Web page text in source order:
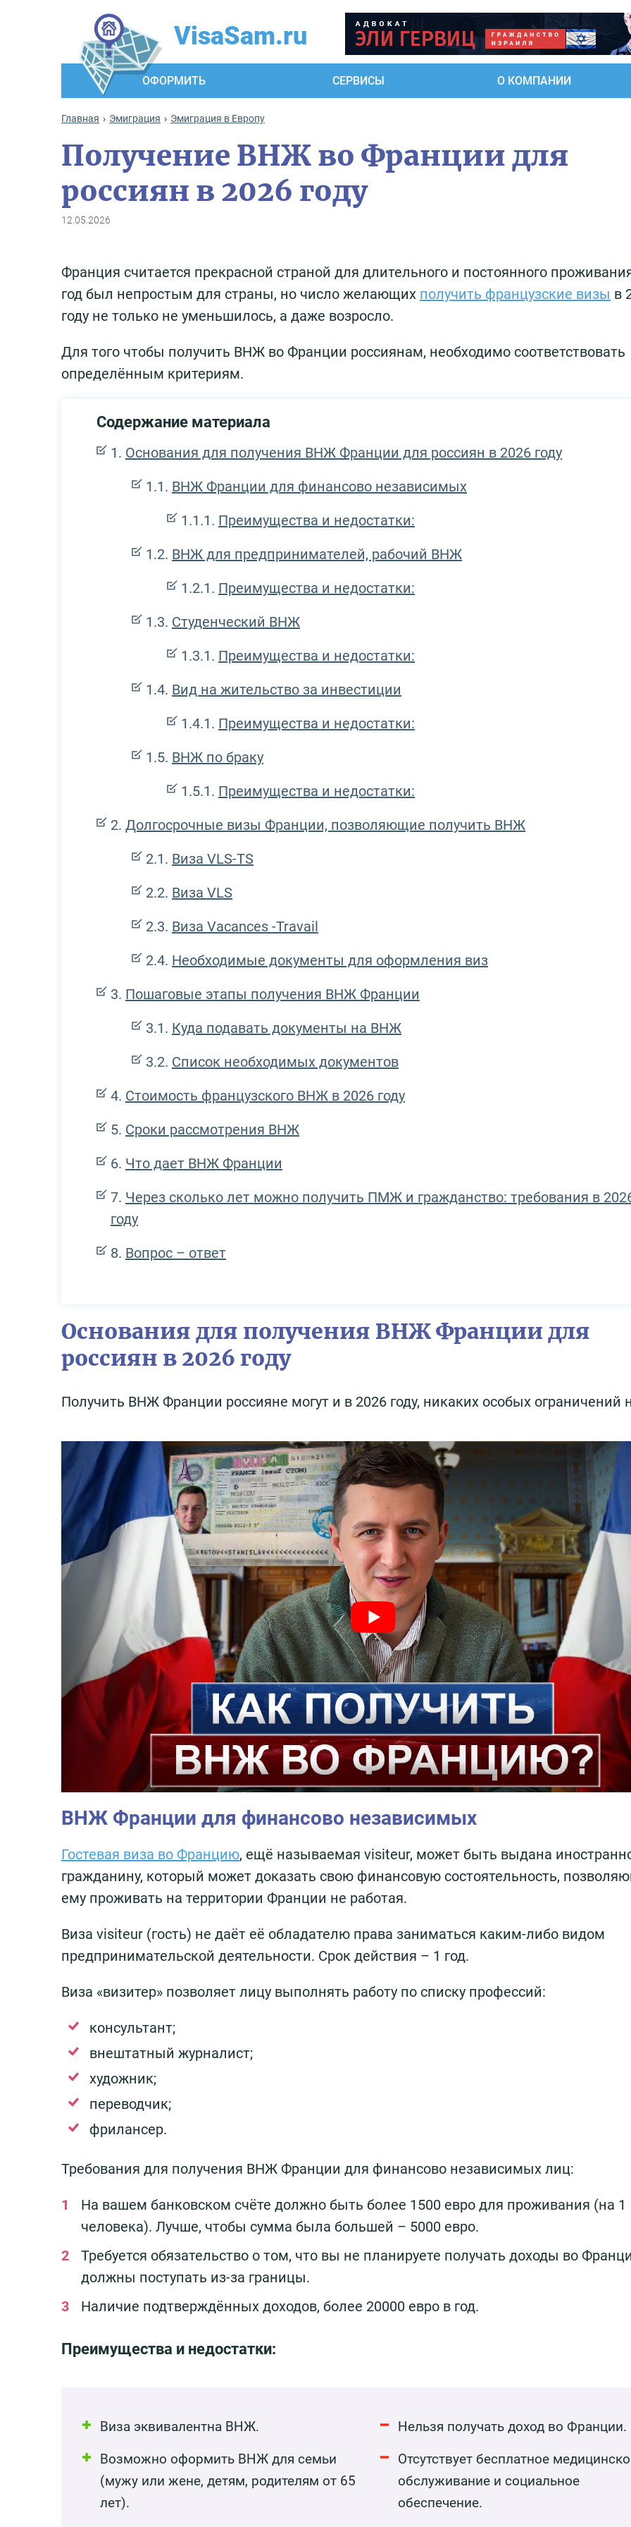
VisaSam.ru
ОФОРМИТЬ СЕРВИСЫ О КОМПАНИИ
Главная Эмиграция Эмиграция в Европу
Получение ВНЖ во Франции для
россиян в 2026 году
12.05.2026
Франция считается прекрасной страной для длительного и постоянного
год был непростым для страны, но число желающих получить французские визы в
году не только не уменьшилось, а даже возросло.
Для того чтобы получить ВНЖ во Франции россиянам, необходимо соответствовать
определённым критериям.
Содержание материала
Основания для получения ВНЖ Франции для россиян в 2026 году
ВНЖ Франции для финансово независимых
Преимущества и недостатки:
ВНЖ для предпринимателей, рабочий ВНЖ
Преимущества и недостатки:
Студенческий ВНЖ
Преимущества и недостатки:
Вид на жительство за инвестиции
Преимущества и недостатки:
ВНЖ по браку
Преимущества и недостатки:
Долгосрочные визы Франции, позволяющие получить ВНЖ
Виза VLS-TS
Виза VLS
Виза Vacances -Travail
Необходимые документы для оформления виз
Пошаговые этапы получения ВНЖ Франции
Куда подавать документы на ВНЖ
Список необходимых документов
Стоимость французского ВНЖ в 2026 году
Сроки рассмотрения ВНЖ
Что дает ВНЖ Франции
Через сколько лет можно получить ПМЖ и гражданство: требования в
году
Вопрос – ответ
Основания для получения ВНЖ Франции для
россиян в 2026 году
Получить ВНЖ Франции россияне могут и в 2026 году, никаких особых ограничений
ВНЖ Франции для финансово независимых
Гостевая виза во Францию, ещё называемая visiteur, может быть выдана
гражданину, который может доказать свою финансовую состоятельность,
ему проживать на территории Франции не работая.
Виза visiteur (гость) не даёт её обладателю права заниматься каким-либо видом
предпринимательской деятельности. Срок действия – 1 год.
Виза «визитер» позволяет лицу выполнять работу по списку профессий:
консультант;
внештатный журналист;
художник;
переводчик;
фрилансер.
Требования для получения ВНЖ Франции для финансово независимых лиц:
На вашем банковском счёте должно быть более 1500 евро для проживания (на 1
человека). Лучше, чтобы сумма была большей – 5000 евро.
Требуется обязательство о том, что вы не планируете получать доходы во
должны поступать из-за границы.
Наличие подтверждённых доходов, более 20000 евро в год.
Преимущества и недостатки:
Виза эквивалентна ВНЖ.
Возможно оформить ВНЖ для семьи
(мужу или жене, детям, родителям от 65
лет).
Нельзя получать доход во Франции.
Отсутствует бесплатное
обслуживание и социальное
обеспечение.